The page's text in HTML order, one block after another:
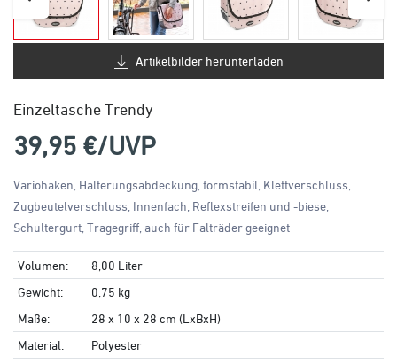
Artikelbilder herunterladen
Einzeltasche Trendy
39,95 €/UVP
Variohaken, Halterungsabdeckung, formstabil, Klettverschluss,
Zugbeutelverschluss, Innenfach, Reflexstreifen und -biese,
Schultergurt, Tragegriff, auch für Falträder geeignet
Volumen:
8,00 Liter
Gewicht:
0,75 kg
Maße:
28 x 10 x 28 cm (LxBxH)
Material:
Polyester